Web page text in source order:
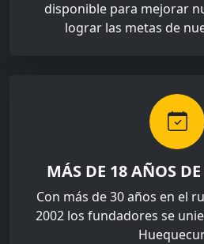
disponible para mejorar
lograr las metas de
MÁS DE 18 AÑOS
Con más de 30 años en el
2002 los fundadores se